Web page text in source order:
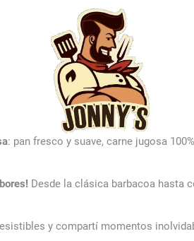
: pan fresco y suave, carne jugosa
Desde la clásica barbacoa hasta
y compartí momentos